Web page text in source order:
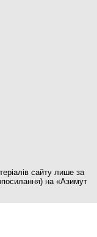
сайту лише за
на «Азимут